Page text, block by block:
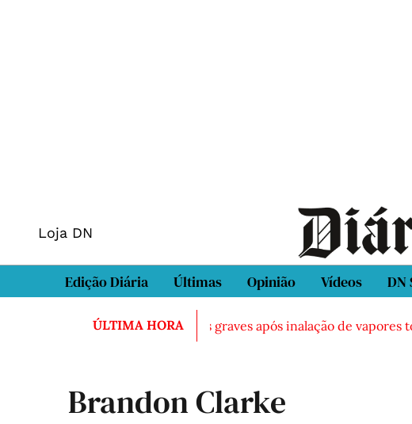
Loja DN
Edição Diária Últimas Opinião Vídeos DN
ÚLTIMA HORA
em Sintra Três feridos graves após inalação de vapores
Brandon Clarke